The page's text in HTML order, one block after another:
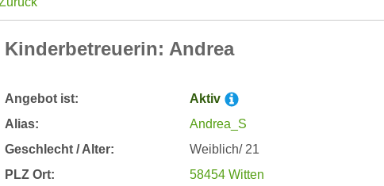
Kinderbetreuerin: Andrea
Angebot ist:
Aktiv
Alias:
Andrea_S
Geschlecht / Alter:
Weiblich/ 21
PLZ Ort:
58454 Witten